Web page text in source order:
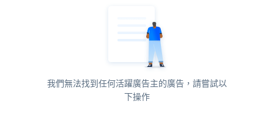
我們無法找到任何活躍廣告主的廣告，請嘗試以
下操作